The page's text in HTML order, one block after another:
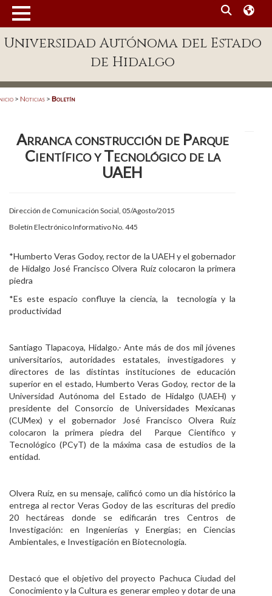
Enlaces
Patronato
Acreditación Internacional
Aspirantes
Personal
Alumni
Universidad Autónoma del Estado
de Hidalgo
> Noticias > Boletín
Arranca construcción de Parque
Científico y Tecnológico de la
UAEH
Dirección de Comunicación Social, 05/Agosto/2015
Boletín Electrónico Informativo No. 445
*Humberto Veras Godoy, rector de la UAEH y el gobernador
de Hidalgo José Francisco Olvera Ruíz colocaron la primera
piedra
*Es este espacio confluye la ciencia, la tecnología y la
productividad
Santiago Tlapacoya, Hidalgo.- Ante más de dos mil jóvenes
universitarios, autoridades estatales, investigadores y
directores de las distintas instituciones de educación
superior en el estado, Humberto Veras Godoy, rector de la
Universidad Autónoma del Estado de Hidalgo (UAEH) y
presidente del Consorcio de Universidades Mexicanas
(CUMex) y el gobernador José Francisco Olvera Ruíz
colocaron la primera piedra del Parque Científico y
Tecnológico (PCyT) de la máxima casa de estudios de la
entidad.
Olvera Ruíz, en su mensaje, calificó como un día histórico la
entrega al rector Veras Godoy de las escrituras del predio
20 hectáreas donde se edificarán tres Centros de
Investigación: en Ingenierías y Energías; en Ciencias
Ambientales, e Investigación en Biotecnología.
Destacó que el objetivo del proyecto Pachuca Ciudad del
Conocimiento y la Cultura es generar empleo y dotar de una